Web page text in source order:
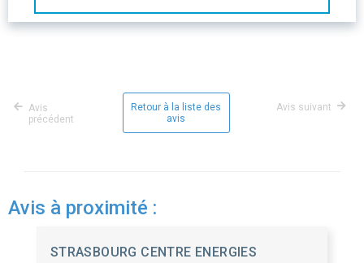
Avis
précédent
Retour à la liste des
avis
Avis suivant
Avis à proximité :
STRASBOURG CENTRE ENERGIES